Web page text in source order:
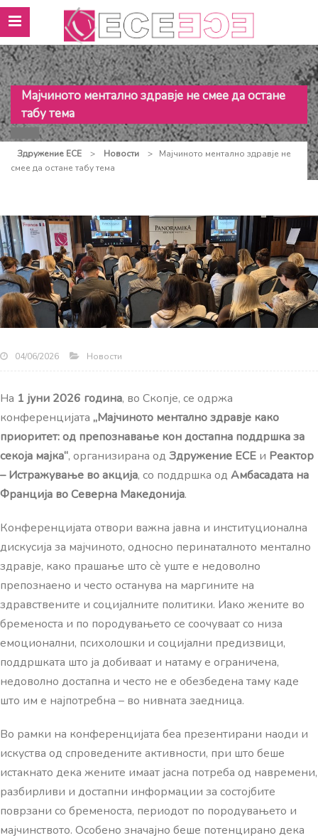
Мајчиното ментално здравје не смее да остане
табу тема
Здружение ЕСЕ > Новости >
Мајчиното ментално здравје не
смее да остане табу тема
04/06/2026 Новости
На 1 јуни 2026 година, во Скопје, се одржа
конференцијата „Мајчиното ментално здравје како
приоритет: од препознавање кон достапна поддршка за
секоја мајка“, организирана од Здружение ЕСЕ и Реактор
– Истражување во акција, со поддршка од Амбасадата на
Франција во Северна Македонија.
Конференцијата отвори важна јавна и институционална
дискусија за мајчиното, односно перинаталното ментално
здравје, како прашање што сè уште е недоволно
препознаено и често останува на маргините на
здравствените и социјалните политики. Иако жените во
бременоста и по породувањето се соочуваат со низа
емоционални, психолошки и социјални предизвици,
поддршката што ја добиваат и натаму е ограничена,
недоволно достапна и често не е обезбедена таму каде
што им е најпотребна – во нивната заедница.
Во рамки на конференцијата беа презентирани наоди и
искуства од спроведените активности, при што беше
истакнато дека жените имаат јасна потреба од навремени,
разбирливи и достапни информации за состојбите
поврзани со бременоста, периодот по породувањето и
мајчинството. Особено значајно беше потенцирано дека